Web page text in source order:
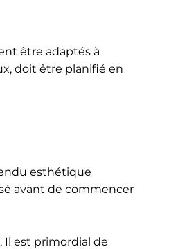
être adaptés à
doit être planifié en
esthétique
avant de commencer
Il est primordial de